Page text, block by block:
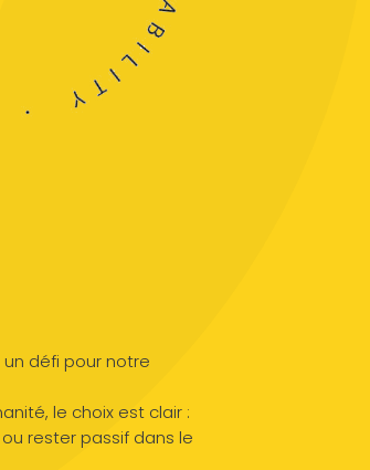
un défi pour notre
le choix est clair :
rester passif dans le